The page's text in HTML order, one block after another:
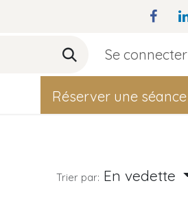
Se connecter
Réserver une séance
Trier par: En vedette